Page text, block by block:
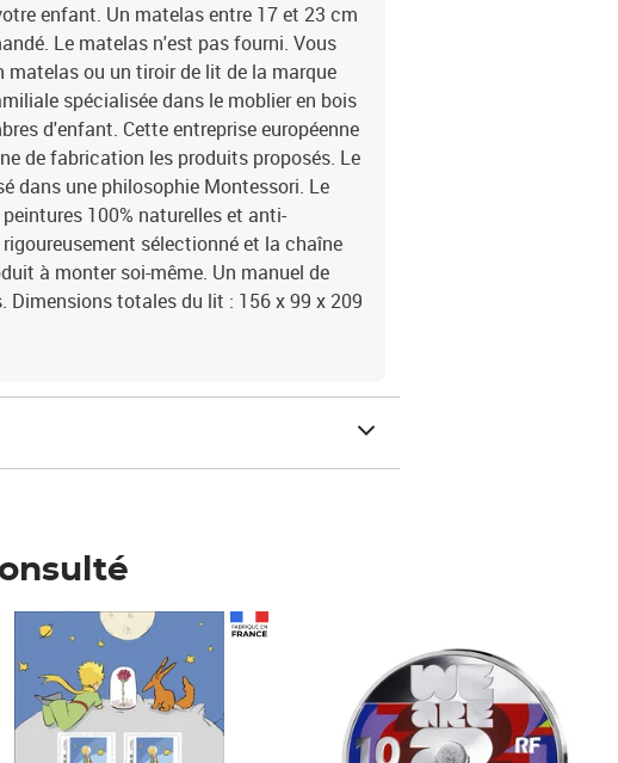
enfant. Un matelas entre 17 et 23 cm
Le matelas n'est pas fourni. Vous
ou un tiroir de lit de la marque
spécialisée dans le moblier en bois
d'enfant. Cette entreprise européenne
de fabrication les produits proposés. Le
dans une philosophie Montessori. Le
100% naturelles et anti-
sélectionné et la chaîne
à monter soi-même. Un manuel de
Dimensions totales du lit : 156 x 99 x 209
7,50€